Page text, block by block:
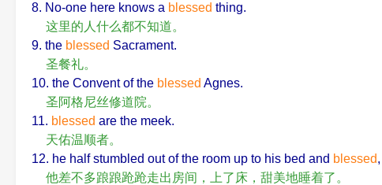
8. No-one here knows a blessed thing.
这里的人什么都不知道。
9. the blessed Sacrament.
圣餐礼。
10. the Convent of the blessed Agnes.
圣阿格尼丝修道院。
11. blessed are the meek.
天佑温顺者。
12. he half stumbled out of the room up to his bed and blessed,
他差不多踉踉跄跄走出房间，上了床，甜美地睡着了。